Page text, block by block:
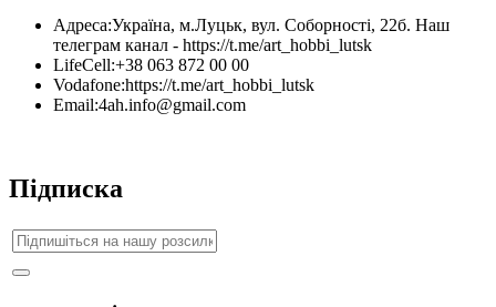
Адреса:Україна, м.Луцьк, вул. Соборності, 22б. Наш
телеграм канал - https://t.me/art_hobbi_lutsk
LifeCell:+38 063 872 00 00
Vodafone:https://t.me/art_hobbi_lutsk
Email:4ah.info@gmail.com
Підписка